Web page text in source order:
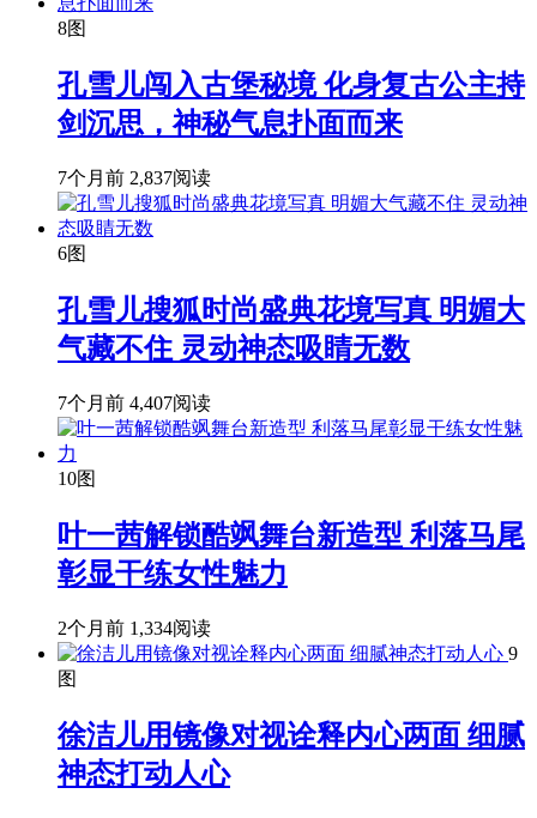
8图
孔雪儿闯入古堡秘境 化身复古公主持
剑沉思，神秘气息扑面而来
7个月前 2,837阅读
6图
孔雪儿搜狐时尚盛典花境写真 明媚大
气藏不住 灵动神态吸睛无数
7个月前 4,407阅读
10图
叶一茜解锁酷飒舞台新造型 利落马尾
彰显干练女性魅力
2个月前 1,334阅读
9
图
徐洁儿用镜像对视诠释内心两面 细腻
神态打动人心